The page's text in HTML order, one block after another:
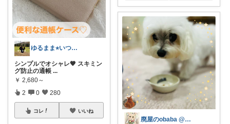
ゆるまま⭐︎いつもありがとうございます✨
シンプルでオシャレ🧡 スキミン
グ防止の通帳 ...
￥ 2,680～
2 0 280
コレ いいね
廃屋のobaba @ 感謝🙏ほぼ朝コレ